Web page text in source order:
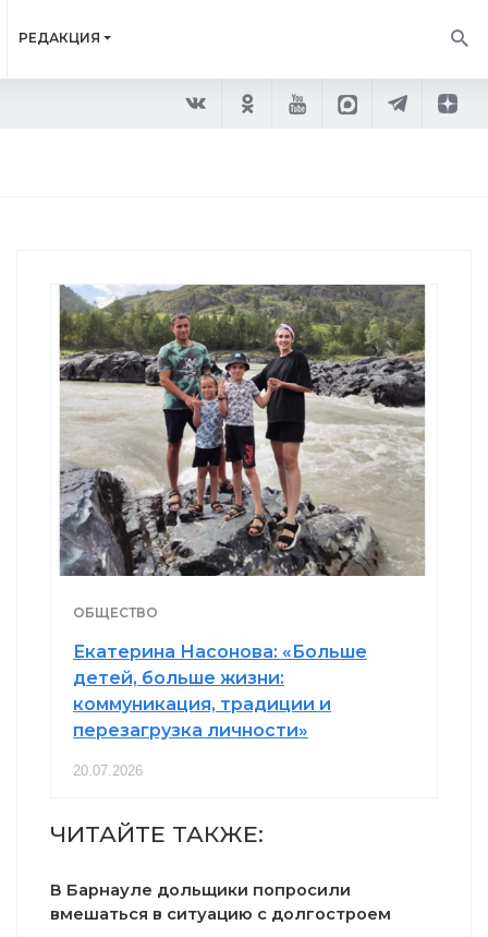
РЕДАКЦИЯ
ОБЩЕСТВО
Екатерина Насонова: «Больше
детей, больше жизни:
коммуникация, традиции и
перезагрузка личности»
20.07.2026
ЧИТАЙТЕ ТАКЖЕ:
В Барнауле дольщики попросили
вмешаться в ситуацию с долгостроем